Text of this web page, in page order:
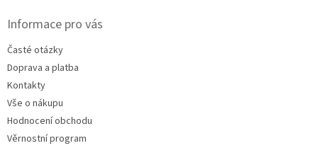
Informace pro vás
Časté otázky
Doprava a platba
Kontakty
Vše o nákupu
Hodnocení obchodu
Věrnostní program